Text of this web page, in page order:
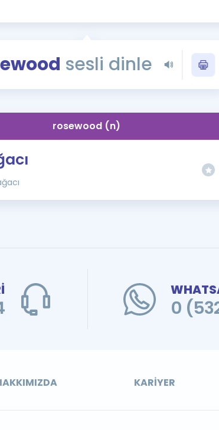
YDS - YÖKDİL
İngilizce
sesli dinle
rosewood (n)
0
KARIYER